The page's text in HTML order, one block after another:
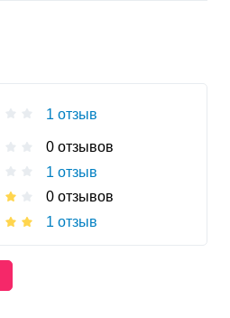
1 отзыв
0 отзывов
1 отзыв
0 отзывов
1 отзыв